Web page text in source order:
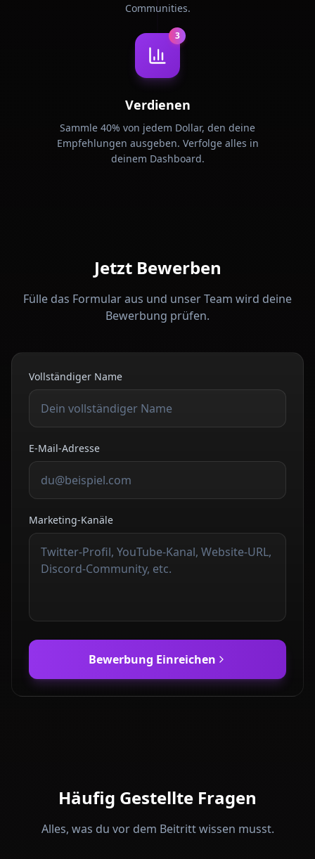
Communities.
3
Verdienen
Sammle 40% von jedem Dollar, den deine
Empfehlungen ausgeben. Verfolge alles in
deinem Dashboard.
Jetzt Bewerben
Fülle das Formular aus und unser Team wird deine
Bewerbung prüfen.
Vollständiger Name
E-Mail-Adresse
Marketing-Kanäle
Bewerbung Einreichen
Häufig Gestellte Fragen
Alles, was du vor dem Beitritt wissen musst.